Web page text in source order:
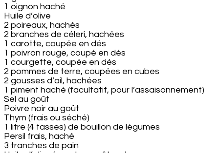
1 oignon haché
Huile d’olive
2 poireaux, hachés
2 branches de céleri, hachées
1 carotte, coupée en dés
1 poivron rouge, coupé en dés
1 courgette, coupée en dés
2 pommes de terre, coupées en cubes
2 gousses d’ail, hachées
1 piment haché (facultatif, pour l’assaisonnement)
Sel au goût
Poivre noir au goût
Thym (frais ou séché)
1 litre (4 tasses) de bouillon de légumes
Persil frais, haché
3 tranches de pain